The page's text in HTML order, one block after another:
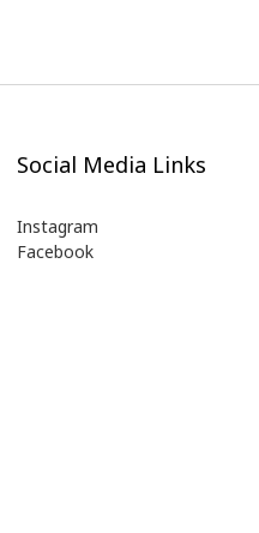
Social Media Links
Instagram
Facebook